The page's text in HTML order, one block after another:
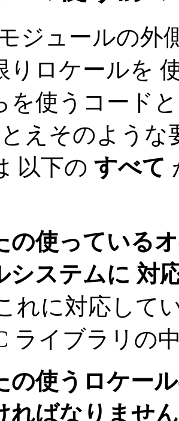
ジュールの外
りロケールを
を使うコード
えそのよう
以下の すべて
の使っている
システムに 対
れに対応して
ライブラリの
の使うロケー
ればなりません